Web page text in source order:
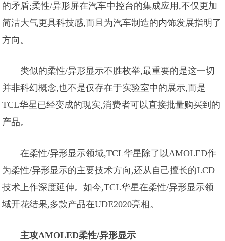
的矛盾;柔性/异形屏在汽车中控台的集成应用,不仅更加
简洁大气更具科技感,而且为汽车制造的内饰发展指明了
方向。
类似的柔性/异形显示不胜枚举,最重要的是这一切
并非科幻概念,也不是仅存在于实验室中的展示,而是
TCL华星已经变成的现实,消费者可以直接批量购买到的
产品。
在柔性/异形显示领域,TCL华星除了以AMOLED作
为柔性/异形显示的主要技术方向,还从自己擅长的LCD
技术上作深度延伸。如今,TCL华星在柔性/异形显示领
域开花结果,多款产品在UDE2020亮相。
主攻AMOLED柔性/异形显示